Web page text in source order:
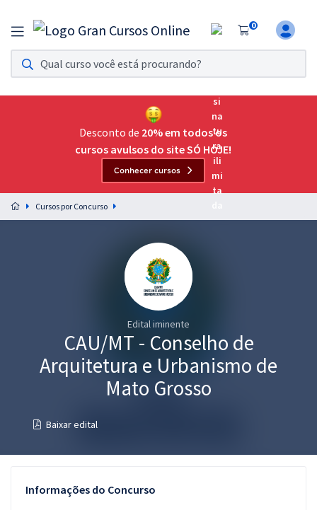
0
Assinatura Ilimitada 11
Acesso a todos os cursos. Teste grátis por 7 dias!
Assinatura OAB Até Passar
Acesso ilimitado a toda preparação para o Exame da
Preparação completa e intensiva para as principais
residências em saúde do Brasil
Graduação
Mentorias
Conteúdo gratuito
Desconto de 20% em todos os
cursos avulsos do site SÓ HOJE!
Conhecer cursos
Cursos por Concurso
Edital iminente
CAU/MT - Conselho de
Arquitetura e Urbanismo de
Mato Grosso
Baixar edital
Informações do Concurso